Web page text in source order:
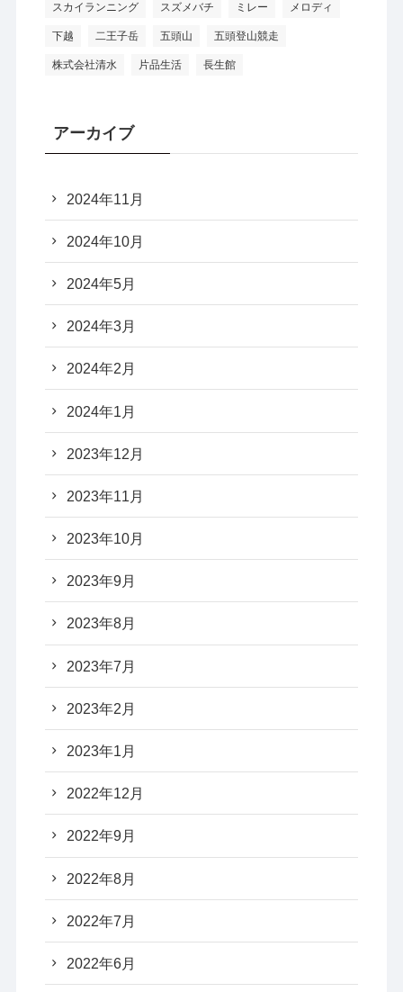
スカイランニング スズメバチ ミレー メロディ
下越 二王子岳 五頭山 五頭登山競走
株式会社清水 片品生活 長生館
アーカイブ
2024年11月
2024年10月
2024年5月
2024年3月
2024年2月
2024年1月
2023年12月
2023年11月
2023年10月
2023年9月
2023年8月
2023年7月
2023年2月
2023年1月
2022年12月
2022年9月
2022年8月
2022年7月
2022年6月